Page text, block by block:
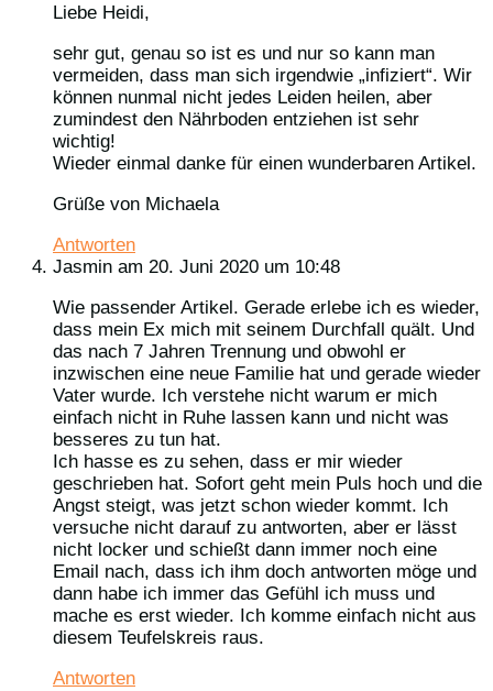
Liebe Heidi,
sehr gut, genau so ist es und nur so kann man
vermeiden, dass man sich irgendwie „infiziert“. Wir
können nunmal nicht jedes Leiden heilen, aber
zumindest den Nährboden entziehen ist sehr
wichtig!
Wieder einmal danke für einen wunderbaren Artikel.
Grüße von Michaela
Antworten
Jasmin am 20. Juni 2020 um 10:48
Wie passender Artikel. Gerade erlebe ich es wieder,
dass mein Ex mich mit seinem Durchfall quält. Und
das nach 7 Jahren Trennung und obwohl er
inzwischen eine neue Familie hat und gerade wieder
Vater wurde. Ich verstehe nicht warum er mich
einfach nicht in Ruhe lassen kann und nicht was
besseres zu tun hat.
Ich hasse es zu sehen, dass er mir wieder
geschrieben hat. Sofort geht mein Puls hoch und die
Angst steigt, was jetzt schon wieder kommt. Ich
versuche nicht darauf zu antworten, aber er lässt
nicht locker und schießt dann immer noch eine
Email nach, dass ich ihm doch antworten möge und
dann habe ich immer das Gefühl ich muss und
mache es erst wieder. Ich komme einfach nicht aus
diesem Teufelskreis raus.
Antworten